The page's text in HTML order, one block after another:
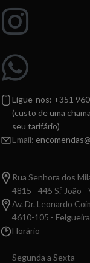
Ligue-nos: +351
(custo de uma
seu tarifário)
Email:
Rua Senhora dos
4815 - 445 S.º João -
Av. Dr. Leonardo
4610-105 -
Horário
Segunda a Sexta